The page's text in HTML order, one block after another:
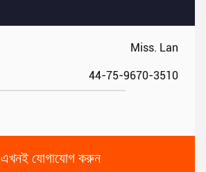
Miss. Lan
44-75-9670-3510
এখনই যোগাযোগ করুন